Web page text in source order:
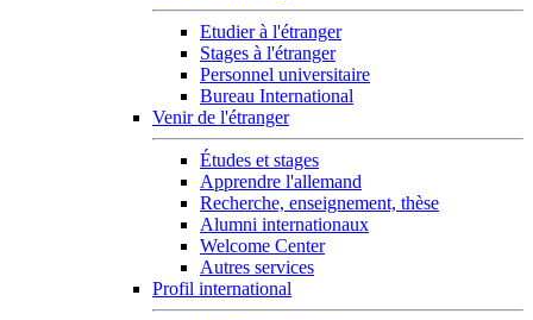
Etudier à l'étranger
Stages à l'étranger
Personnel universitaire
Bureau International
Venir de l'étranger
Études et stages
Apprendre l'allemand
Recherche, enseignement, thèse
Alumni internationaux
Welcome Center
Autres services
Profil international